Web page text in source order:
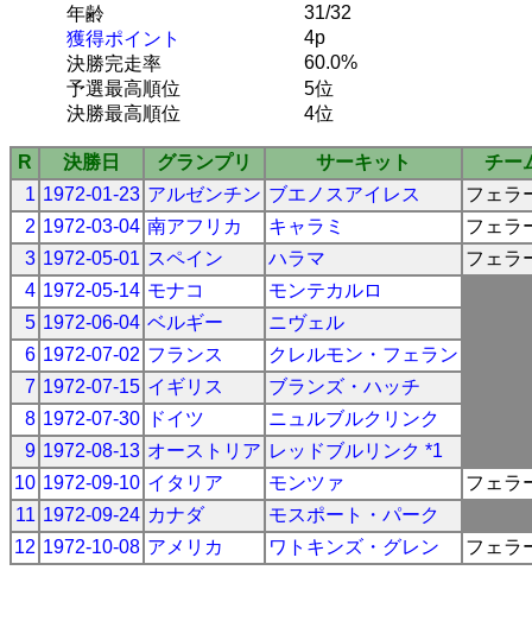
年齢
31/32
獲得ポイント
4p
決勝完走率
60.0%
予選最高順位
5位
決勝最高順位
4位
R 決勝日 グランプリ サーキット
チー
1 1972-01-23 アルゼンチン ブエノスアイレス
フェラ
2 1972-03-04 南アフリカ キャラミ
フェラ
3 1972-05-01 スペイン ハラマ
フェラ
4 1972-05-14 モナコ
モンテカルロ
5 1972-06-04 ベルギー
ニヴェル
6 1972-07-02 フランス
クレルモン・フェラン
7 1972-07-15 イギリス
ブランズ・ハッチ
8 1972-07-30 ドイツ
ニュルブルクリンク
9 1972-08-13 オーストリア レッドブルリンク *1
10 1972-09-10 イタリア モンツァ
フェラ
11 1972-09-24 カナダ
モスポート・パーク
12 1972-10-08 アメリカ ワトキンズ・グレン フェラ